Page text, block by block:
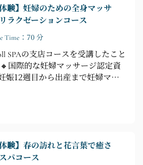
体験】妊婦のための全身マッサ
ラクゼーションコース
Time：70 分
SPAの支店コースを受講したこと
国際的な妊婦マッサージ認定資
娠12週目から出産まで妊婦マッ
をご利用いただけます。 Doll SPA
経験を誇ります。マネージャー
ピストは、英国ハンプシャーで高
Schoolの【インストラクタ
います。プロの妊婦マッサージテ
体験】春の訪れと花言葉で癒さ
パコース